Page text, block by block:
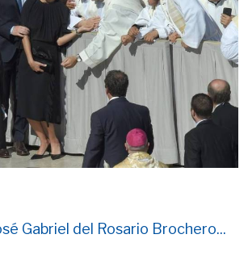
Gabriel del Rosario Brochero...